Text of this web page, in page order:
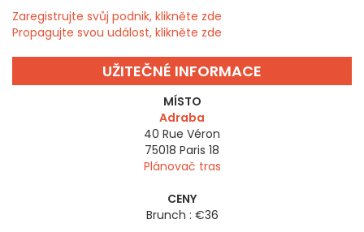
Zaregistrujte svůj podnik, klikněte zde
Propagujte svou událost, klikněte zde
UŽITEČNÉ INFORMACE
MÍSTO
Adraba
40 Rue Véron
75018 Paris 18
Plánovač tras
CENY
Brunch : €36